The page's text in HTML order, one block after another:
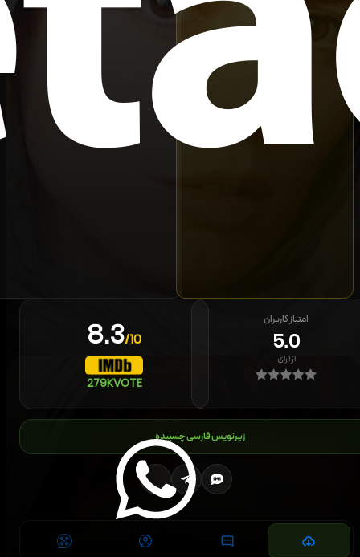
112
8.3/10
279KVOTE
امتیاز کاربران
5.0
از۱رای
زیرنویس فارسی چسبیده